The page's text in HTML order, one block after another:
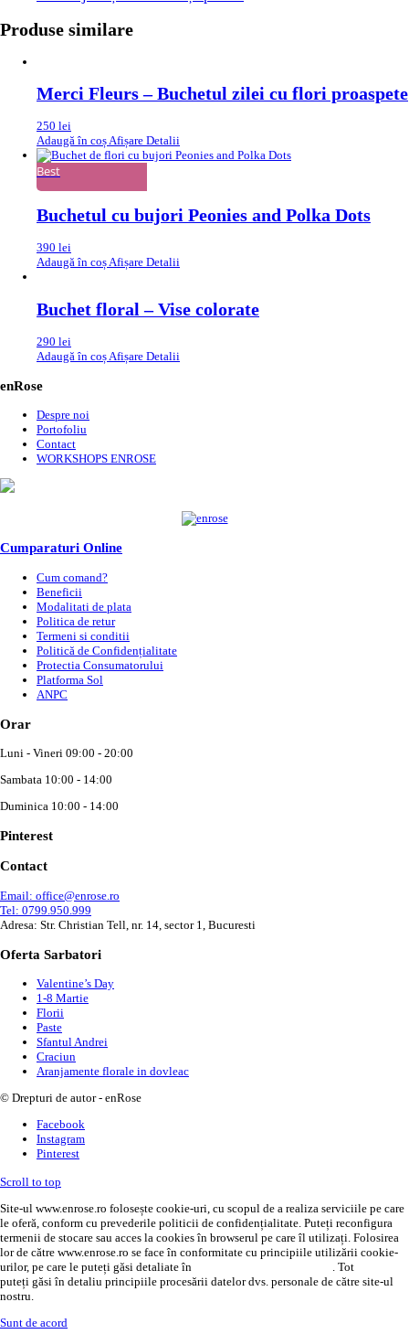
Produse similare
Merci Fleurs – Buchetul zilei cu flori proaspete
250 lei
Adaugă în coșAfișare Detalii
Best
Buchetul cu bujori Peonies and Polka Dots
390 lei
Adaugă în coșAfișare Detalii
Buchet floral – Vise colorate
290 lei
Adaugă în coș Afișare Detalii
enRose
Despre noi
Portofoliu
Contact
WORKSHOPS ENROSE
Cumparaturi Online
Cum comand?
Beneficii
Modalitati de plata
Politica de retur
Termeni si conditii
Politică de Confidențialitate
Protectia Consumatorului
Platforma Sol
ANPC
Orar
Luni - Vineri 09:00 - 20:00
Sambata 10:00 - 14:00
Duminica 10:00 - 14:00
Pinterest
Contact
Email: office@enrose.ro
Tel: 0799.950.999
Adresa: Str. Christian Tell, nr. 14, sector 1, Bucuresti
Oferta Sarbatori
Valentine’s Day
1-8 Martie
Florii
Paste
Sfantul Andrei
Craciun
Aranjamente florale in dovleac
© Drepturi de autor - enRose
Facebook
Instagram
Pinterest
Scroll to top
Site-ul www.enrose.ro folosește cookie-uri, cu scopul de a realiza serviciile pe care
le oferă, conform cu prevederile politicii de confidențialitate. Puteți reconfigura
termenii de stocare sau acces la cookies în browserul pe care îl utilizați. Folosirea
lor de către www.enrose.ro se face în conformitate cu principiile utilizării cookie-
urilor, pe care le puteți găsi detaliate în
. Tot
puteți găsi în detaliu principiile procesării datelor dvs. personale de către site-ul
nostru.
Sunt de acord